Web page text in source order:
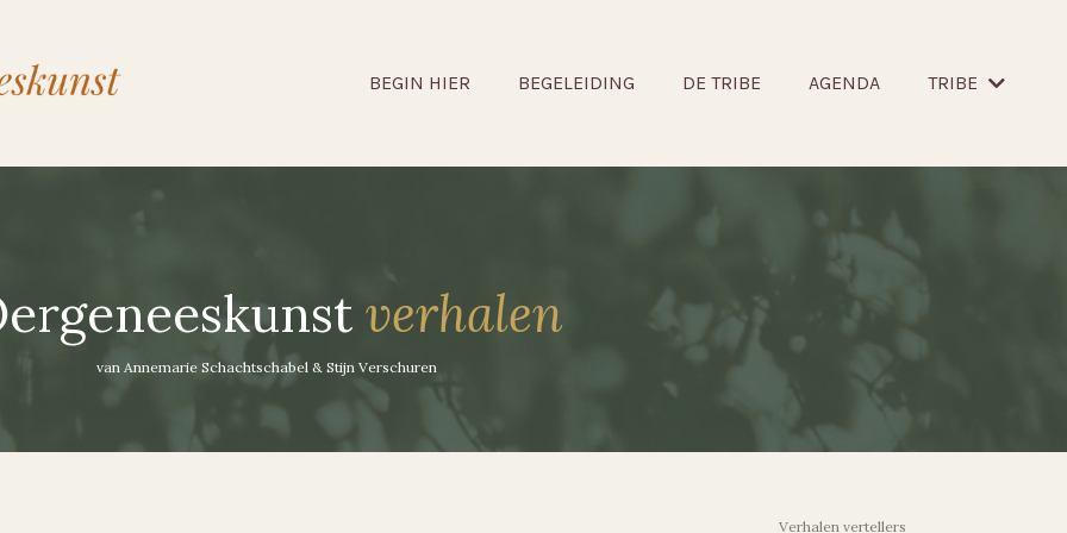
BEGIN HIER BEGELEIDING DE TRIBE AGENDA TRIBE
verhalen
van Annemarie Schachtschabel & Stijn Verschuren
Verhalen vertellers